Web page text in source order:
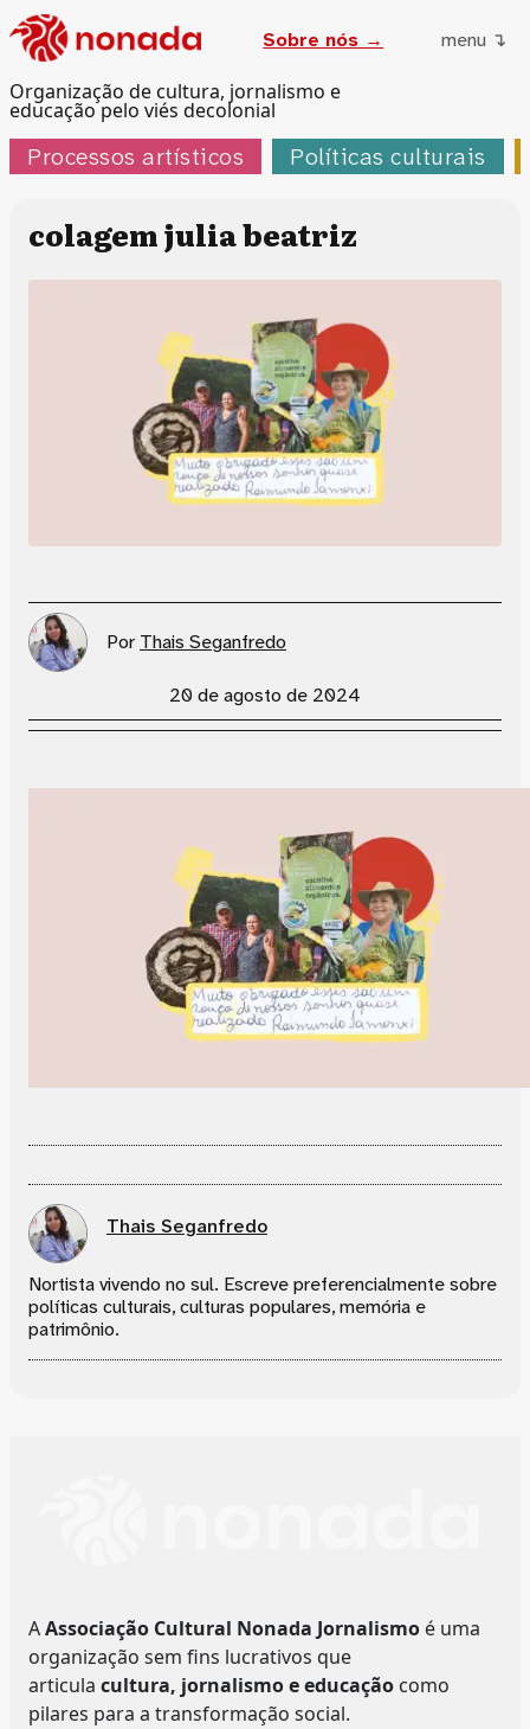
Organização de cultura, jornalismo e
educação pelo viés decolonial
Sobre nós → menu ↴
Processos artísticos Políticas culturais
colagem julia beatriz
Por Thais Seganfredo
20 de agosto de 2024
Thais Seganfredo
Nortista vivendo no sul. Escreve preferencialmente sobre
políticas culturais, culturas populares, memória e
patrimônio.
AAssociação Cultural Nonada Jornalismo é uma
organização sem fins lucrativos que
articula cultura, jornalismo e educação como
pilares para a transformação social.